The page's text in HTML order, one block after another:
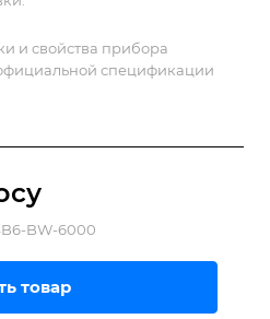
и свойства прибора
спецификации
BW-6000
товар